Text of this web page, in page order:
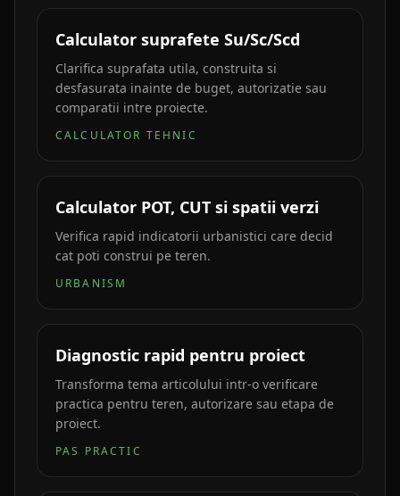
Calculator suprafete Su/Sc/Scd
Clarifica suprafata utila, construita si
desfasurata inainte de buget, autorizatie sau
comparatii intre proiecte.
CALCULATOR TEHNIC
Calculator POT, CUT si spatii verzi
Verifica rapid indicatorii urbanistici care decid
cat poti construi pe teren.
URBANISM
Diagnostic rapid pentru proiect
Transforma tema articolului intr-o verificare
practica pentru teren, autorizare sau etapa de
proiect.
PAS PRACTIC